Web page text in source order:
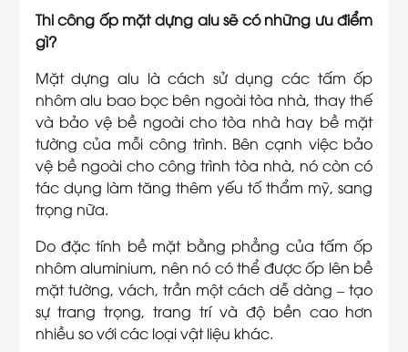
Thi công ốp mặt dựng alu sẽ có những ưu điểm
gì?
Mặt dựng alu là cách sử dụng các tấm ốp
nhôm alu bao bọc bên ngoài tòa nhà, thay thế
và bảo vệ bề ngoài cho tòa nhà hay bề mặt
tường của mỗi công trình. Bên cạnh việc bảo
vệ bề ngoài cho công trình tòa nhà, nó còn có
tác dụng làm tăng thêm yếu tố thẩm mỹ, sang
trọng nữa.
Do đặc tính bề mặt bằng phẳng của tấm ốp
nhôm aluminium, nên nó có thể được ốp lên bề
mặt tường, vách, trần một cách dễ dàng – tạo
sự trang trọng, trang trí và độ bền cao hơn
nhiều so với các loại vật liệu khác.